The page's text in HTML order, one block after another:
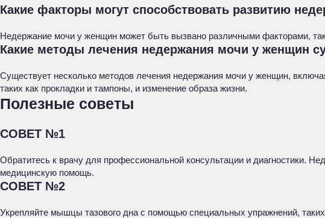
Какие факторы могут способствовать развитию
Недержание мочи у женщин может быть вызвано различными факторами,
Какие методы лечения недержания мочи у женщин
Существует несколько методов лечения недержания мочи у женщин,
таких как прокладки и тампоны, и изменение образа жизни.
Полезные советы
СОВЕТ №1
Обратитесь к врачу для профессиональной консультации и диагностики.
медицинскую помощь.
СОВЕТ №2
Укрепляйте мышцы тазового дна с помощью специальных упражнений,